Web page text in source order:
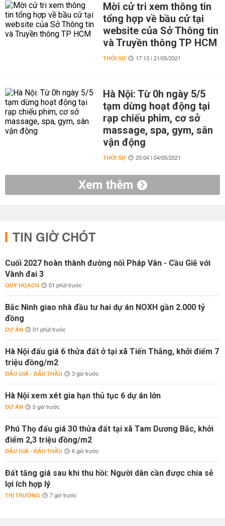
Mời cử tri xem thông tin
tổng hợp về bầu cử tại
website của Sở Thông tin
và Truyền thông TP HCM
THỜI SỰ 17:13 | 21/05/2021
Hà Nội: Từ 0h ngày 5/5
tạm dừng hoạt động tại
rạp chiếu phim, cơ sở
massage, spa, gym, sân
vận động
THỜI SỰ 20:04 | 04/05/2021
Xem thêm
TIN GIỜ CHÓT
Cuối 2027 hoàn thành đường nối Pháp Vân - Cầu Giẽ với
Vành đai 3
QUY HOẠCH 01 phút trước
Bắc Ninh giao nhà đầu tư hai dự án NOXH gần 2.000 tỷ
đồng
DỰ ÁN 01 phút trước
Hà Nội đấu giá 6 thửa đất ở tại xã Tiến Thắng, khởi điểm 7
triệu đồng/m2
ĐẤU GIÁ - ĐẤU THẦU 3 giờ trước
Hà Nội xem xét gia hạn thủ tục 6 dự án lớn
DỰ ÁN 5 giờ trước
Phú Thọ đấu giá 30 thửa đất tại xã Tam Dương Bắc, khởi
điểm 2,3 triệu đồng/m2
ĐẤU GIÁ - ĐẤU THẦU 6 giờ trước
Đất tăng giá sau khi thu hồi: Người dân cần được chia sẻ
lợi ích hợp lý
THỊ TRƯỜNG 7 giờ trước